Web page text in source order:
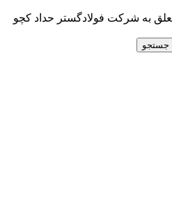
به شرکت فولادگستر حداد کچو
جستجو